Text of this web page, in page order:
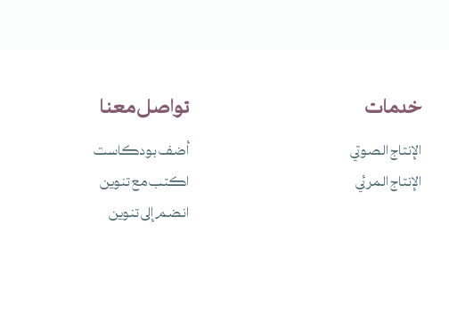
خدمات
الإنتاج الصوتي
الإنتاج المرئي
تواصل معنا
أضف بودكاست
اكتب مع تنوين
انضم إلى تنوين